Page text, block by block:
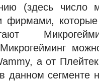
(здесь число
которые
а от
данном сегменте